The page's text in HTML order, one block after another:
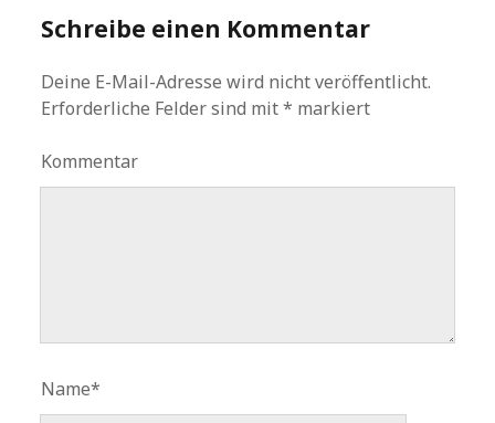
Schreibe einen Kommentar
Deine E-Mail-Adresse wird nicht veröffentlicht.
Erforderliche Felder sind mit* markiert
Kommentar
Name*